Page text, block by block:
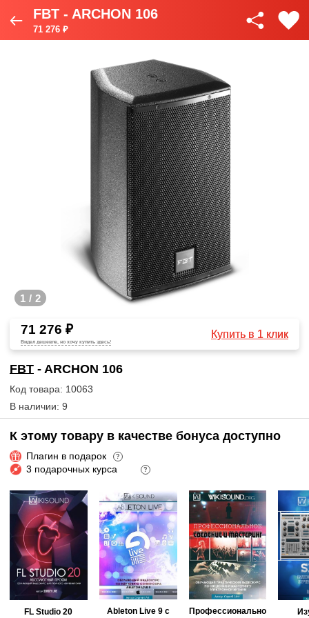
FBT - ARCHON 106
71 276 ₽
1 / 2
71 276 ₽
Видел дешевле, но хочу купить здесь!
Купить в 1 клик
FBT - ARCHON 106
Код товара: 10063
В наличии: 9
К этому товару в качестве бонуса доступно
Плагин в подарок ?
3 подарочных курса ?
FL Studio 20
Ableton Live 9 с
Профессионально